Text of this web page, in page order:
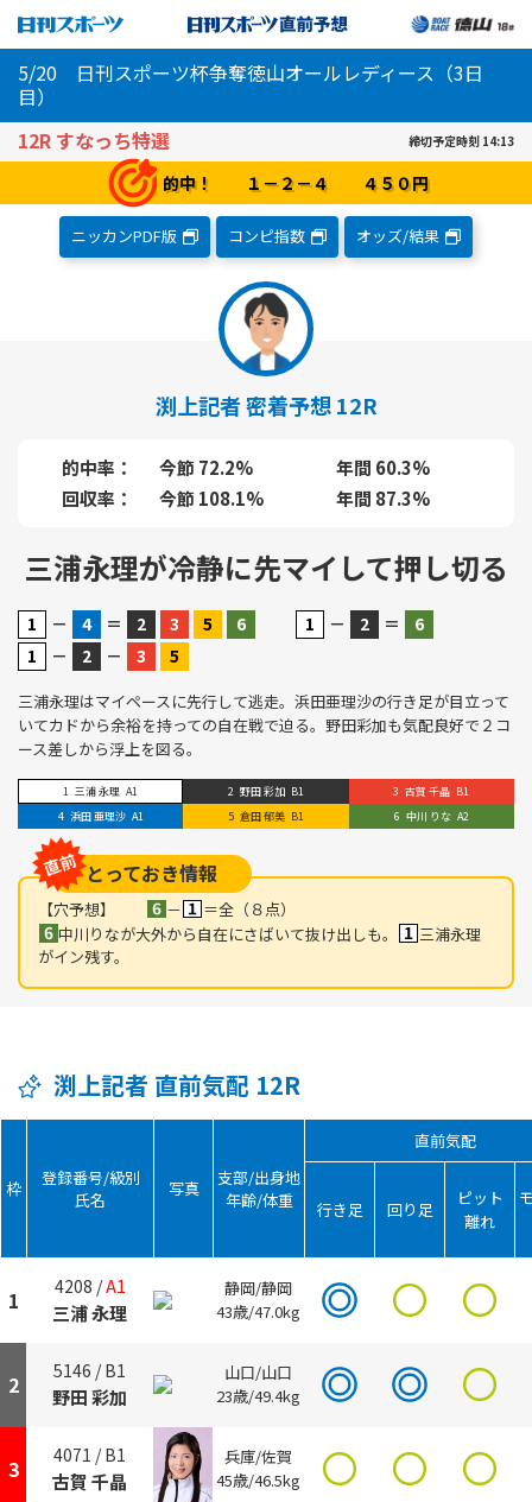
5/20 日刊スポーツ杯争奪徳山オールレディース（3日
目）
12R すなっち特選
締切予定時刻 14:13
的中！ １－２－４ ４５０円
ニッカンPDF版 コンピ指数 オッズ/結果
渕上記者 密着予想 12R
的中率 今節 72.2%
年間 60.3%
回収率
今節 108.1% 年間 87.3%
三浦永理が冷静に先マイして押し切る
－ ＝ －
＝
－
－
三浦永理はマイペースに先行して逃走。浜田亜理沙の行き足が目立って
いてカドから余裕を持っての自在戦で迫る。野田彩加も気配良好で２コ
ース差しから浮上を図る。
三浦 永理 A1 野田 彩加 B1 古賀 千晶 B1
浜田 亜理沙 A1 倉田 郁美 B1 中川 りな A2
とっておき情報
【穴予想】 －
＝全（８点）
中川りなが大外から自在にさばいて抜け出しも。
三浦永理
がイン残す。
渕上記者 直前気配 12R
枠
登録番号/級別
氏名
1 4208 /A1
三浦 永理
2 5146 /B1
野田 彩加
3 4071 /B1
古賀 千晶
写真
支部/出身地
年齢/体重
直前気配
行き足 回り足
ピット
離れ
静岡/静岡
43歳/47.0kg
山口/山口
23歳/49.4kg
兵庫/佐賀
45歳/46.5kg